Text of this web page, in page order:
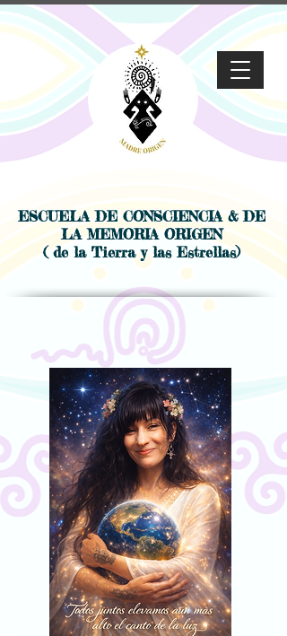
ESCUELA DE CONSCIENCIA & DE
LA MEMORIA ORIGEN
( de la Tierra y las Estrellas)